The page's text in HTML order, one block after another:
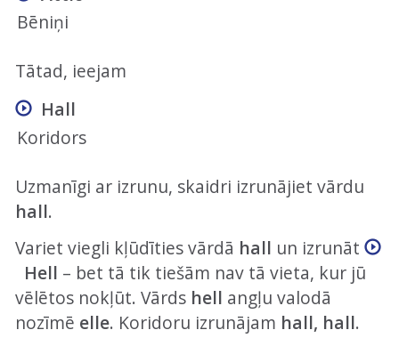
Bēniņi
Tātad, ieejam
Hall
Koridors
Uzmanīgi ar izrunu, skaidri izrunājiet vārdu
hall.
Variet viegli kļūdīties vārdā hall un izrunāt
Hell – bet tā tik tiešām nav tā vieta, kur jū
vēlētos nokļūt. Vārds hell angļu valodā
nozīmē elle. Koridoru izrunājam hall, hall.